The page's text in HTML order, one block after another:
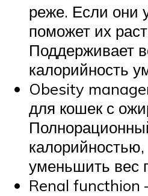
реже. Если они
поможет их
Поддерживает
калорийность
Obesity
для кошек с
калорийностью,
уменьшить вес
Renal